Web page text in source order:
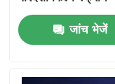
अनुकूलन योग्य पिक्सेल
डिस्प्ले
जांच भेजें